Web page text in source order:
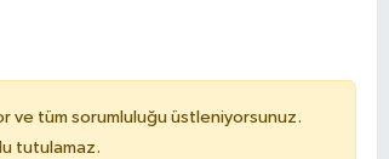
ve tüm sorumluluğu üstleniyorsunuz.
tutulamaz.